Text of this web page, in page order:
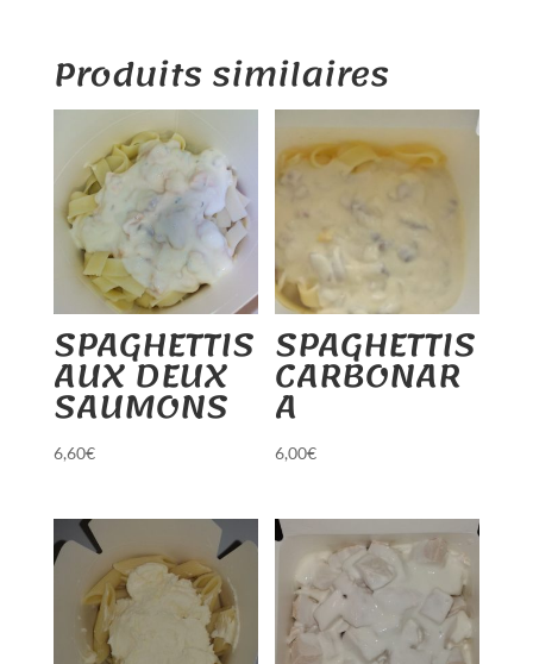
Produits similaires
SPAGHETTIS
AUX DEUX
SAUMONS
6,60€
SPAGHETTIS
CARBONAR
A
6,00€